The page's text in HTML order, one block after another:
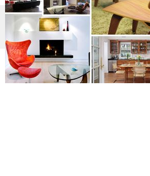
©2026 - casapratica.org - p.iva 03338800984